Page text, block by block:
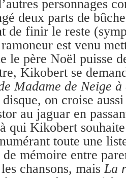
personnages
deux parts de
de finir le reste
est venu
le père Noël puisse
Kikobert se
Madame de Neige à
on croise
au jaguar en
qui Kikobert
toute une
mémoire entre
chansons, mais La